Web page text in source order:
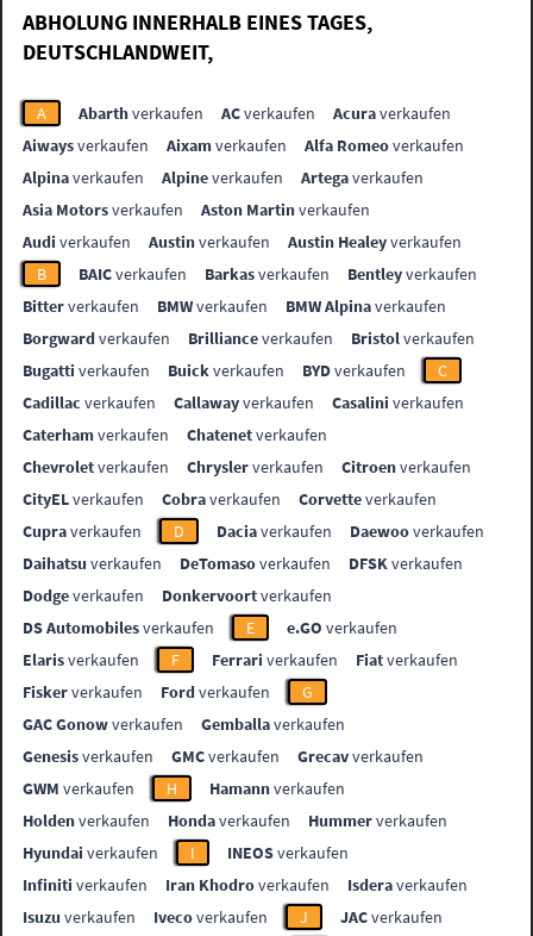
ABHOLUNG INNERHALB EINES TAGES,
DEUTSCHLANDWEIT,
A Abarthverkaufen ACverkaufen Acuraverkaufen
Aiwaysverkaufen Aixamverkaufen Alfa Romeoverkaufen
Alpinaverkaufen Alpineverkaufen Artegaverkaufen
Asia Motorsverkaufen Aston Martinverkaufen
Audi verkaufen Austinverkaufen Austin Healeyverkaufen
B
BAICverkaufen Barkasverkaufen Bentleyverkaufen
Bitterverkaufen BMWverkaufen BMW Alpinaverkaufen
Borgwardverkaufen Brillianceverkaufen Bristolverkaufen
Bugatti verkaufen Buickverkaufen BYDverkaufen
C
Cadillac verkaufen Callawayverkaufen Casalini verkaufen
Caterhamverkaufen Chatenetverkaufen
Chevroletverkaufen Chryslerverkaufen Citroenverkaufen
CityELverkaufen Cobraverkaufen Corvetteverkaufen
Cupraverkaufen D Daciaverkaufen Daewooverkaufen
Daihatsu verkaufen DeTomasoverkaufen DFSKverkaufen
Dodgeverkaufen Donkervoortverkaufen
DS Automobilesverkaufen E e.GO verkaufen
Elarisverkaufen F Ferrari verkaufen Fiatverkaufen
Fiskerverkaufen Fordverkaufen
G
GAC Gonowverkaufen Gemballaverkaufen
Genesisverkaufen GMCverkaufen Grecavverkaufen
GWM verkaufen H Hamannverkaufen
Holdenverkaufen Hondaverkaufen Hummerverkaufen
Hyundai verkaufen I INEOSverkaufen
Infiniti verkaufen Iran Khodroverkaufen Isderaverkaufen
Isuzu verkaufen Ivecoverkaufen J JACverkaufen